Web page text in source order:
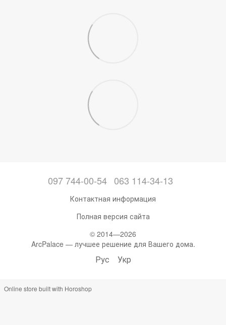
097 744-00-54 063 114-34-13
Контактная информация
Полная версия сайта
© 2014—2026
ArcPalace — лучшее решение для Вашего дома.
Рус Укр
Online store built with Horoshop